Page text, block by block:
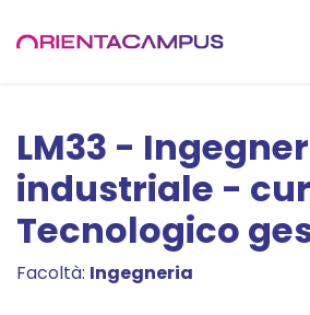
LM33 -
industriale -
Tecnologico
Facoltà: Ingegneria